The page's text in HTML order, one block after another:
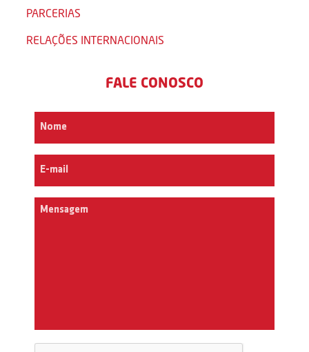
PARCERIAS
RELAÇÕES INTERNACIONAIS
FALE CONOSCO